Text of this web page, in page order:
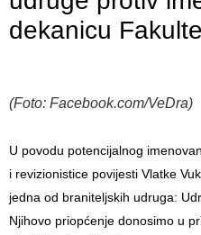
dekanicu
(Foto: Facebook.com/VeDra)
U povodu potencijalnog
i revizionistice povijesti Vlatke
jedna od braniteljskih udruga:
Njihovo priopćenje donosimo u